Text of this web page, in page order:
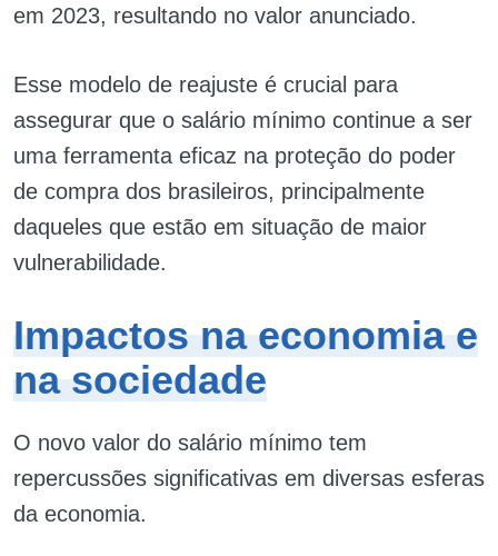
em 2023, resultando no valor anunciado.
Esse modelo de reajuste é crucial para
assegurar que o salário mínimo continue a ser
uma ferramenta eficaz na proteção do poder
de compra dos brasileiros, principalmente
daqueles que estão em situação de maior
vulnerabilidade.
Impactos na economia e
na sociedade
O novo valor do salário mínimo tem
repercussões significativas em diversas esferas
da economia.